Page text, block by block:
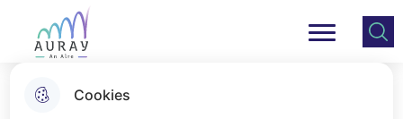
Cookies
Aller
au
menu
Consulter
le plan
Ville Auray Menu principal